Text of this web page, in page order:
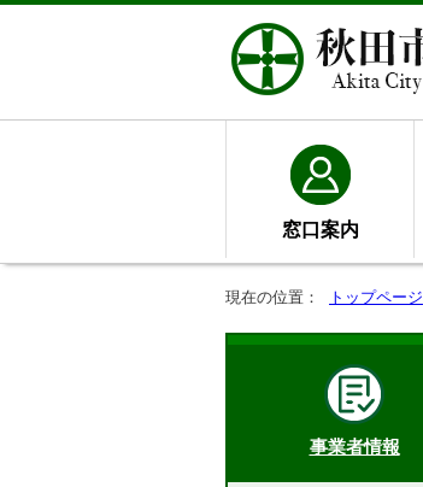
窓口案内
現在の位置： トップページ
事業者情報